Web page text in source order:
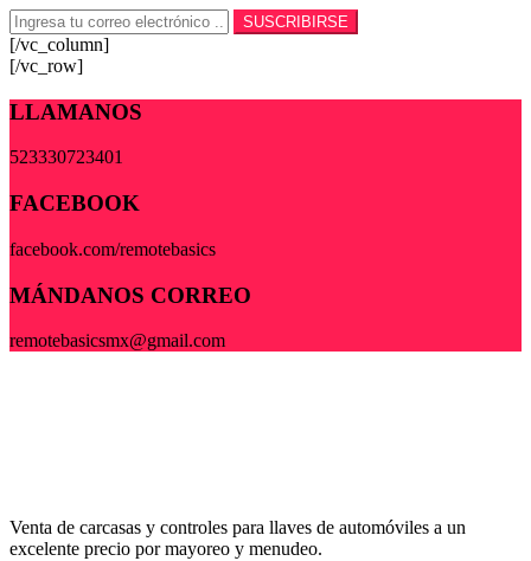
[/vc_column]
[/vc_row]
LLAMANOS
523330723401
FACEBOOK
facebook.com/remotebasics
MÁNDANOS CORREO
remotebasicsmx@gmail.com
Venta de carcasas y controles para llaves de automóviles a un
excelente precio por mayoreo y menudeo.